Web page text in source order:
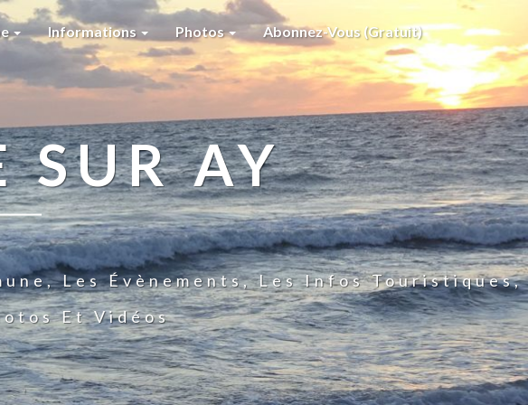
Informations Photos Abonnez-Vous (gratuit)
SUR AY
Les Évènements, Les Infos Touristiques,
Et Vidéos